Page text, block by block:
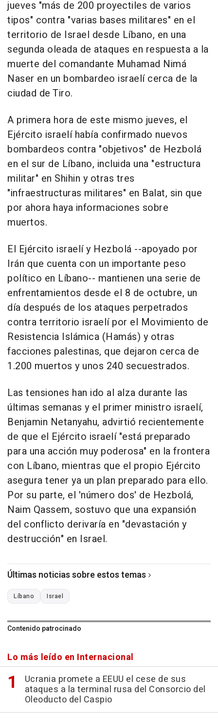
jueves "más de 200 proyectiles de varios
tipos" contra "varias bases militares" en el
territorio de Israel desde Líbano, en una
segunda oleada de ataques en respuesta a la
muerte del comandante Muhamad Nimá
Naser en un bombardeo israelí cerca de la
ciudad de Tiro.
A primera hora de este mismo jueves, el
Ejército israelí había confirmado nuevos
bombardeos contra "objetivos" de Hezbolá
en el sur de Líbano, incluida una "estructura
militar" en Shihin y otras tres
"infraestructuras militares" en Balat, sin que
por ahora haya informaciones sobre
muertos.
El Ejército israelí y Hezbolá --apoyado por
Irán que cuenta con un importante peso
político en Líbano-- mantienen una serie de
enfrentamientos desde el 8 de octubre, un
día después de los ataques perpetrados
contra territorio israelí por el Movimiento de
Resistencia Islámica (Hamás) y otras
facciones palestinas, que dejaron cerca de
1.200 muertos y unos 240 secuestrados.
Las tensiones han ido al alza durante las
últimas semanas y el primer ministro israelí,
Benjamin Netanyahu, advirtió recientemente
de que el Ejército israelí "está preparado
para una acción muy poderosa" en la frontera
con Líbano, mientras que el propio Ejército
asegura tener ya un plan preparado para ello.
Por su parte, el 'número dos' de Hezbolá,
Naim Qassem, sostuvo que una expansión
del conflicto derivaría en "devastación y
destrucción" en Israel.
Últimas noticias sobre estos temas
Líbano Israel
Contenido patrocinado
Lo más leído en Internacional
Ucrania promete a EEUU el cese de sus
ataques a la terminal rusa del Consorcio del
Oleoducto del Caspio